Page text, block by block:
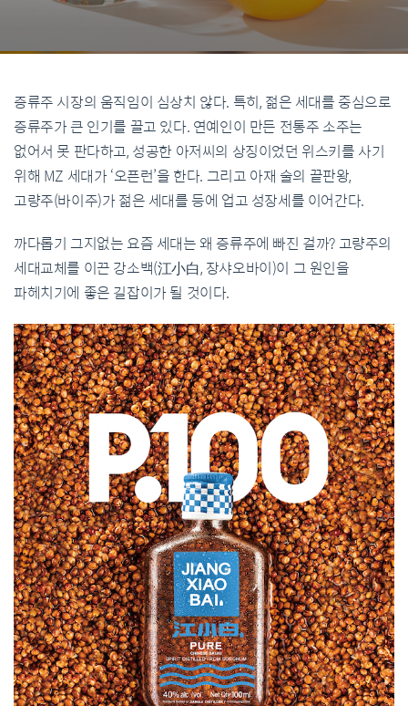
증류주 시장의 움직임이 심상치 않다. 특히, 젊은 세대를 중심으로
증류주가 큰 인기를 끌고 있다. 연예인이 만든 전통주 소주는
없어서 못 판다하고, 성공한 아저씨의 상징이었던 위스키를 사기
위해 MZ 세대가 ‘오픈런’을 한다. 그리고 아재 술의 끝판왕,
고량주(바이주)가 젊은 세대를 등에 업고 성장세를 이어간다.
까다롭기 그지없는 요즘 세대는 왜 증류주에 빠진 걸까? 고량주의
세대교체를 이끈 강소백(江小白, 장샤오바이)이 그 원인을
파헤치기에 좋은 길잡이가 될 것이다.